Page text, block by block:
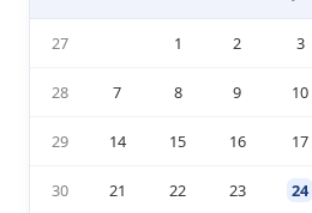
27 1 2 3
28 7 8 9 10
29 14 15 16 17
30 21 22 23 24